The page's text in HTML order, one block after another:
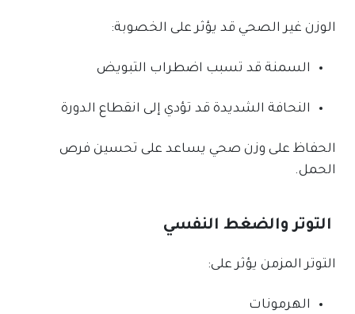
الوزن غير الصحي قد يؤثر على الخصوبة:
السمنة قد تسبب اضطراب التبويض
النحافة الشديدة قد تؤدي إلى انقطاع الدورة
الحفاظ على وزن صحي يساعد على تحسين فرص
الحمل.
التوتر والضغط النفسي
التوتر المزمن يؤثر على:
الهرمونات